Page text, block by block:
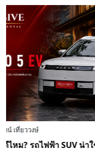
08-2026นพรัตน์ เที่ยววงษ์
ช่ารถต้องวางมัดจำเท่าไ